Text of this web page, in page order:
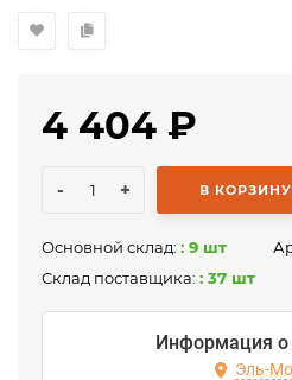
4 404 ₽
- + В КОРЗИНУ
Основной склад: : 9 шт
Склад поставщика: : 37 шт
Информация о
Эль-